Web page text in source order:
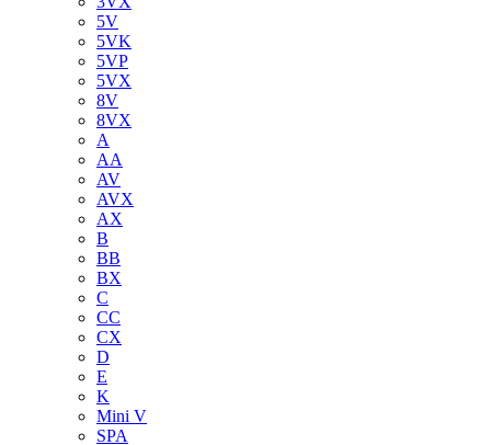
5V
5VK
5VP
5VX
8V
8VX
A
AA
AV
AVX
AX
B
BB
BX
C
CC
CX
D
E
K
Mini V
SPA